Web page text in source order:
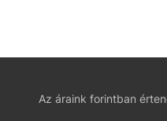
Az áraink forintban